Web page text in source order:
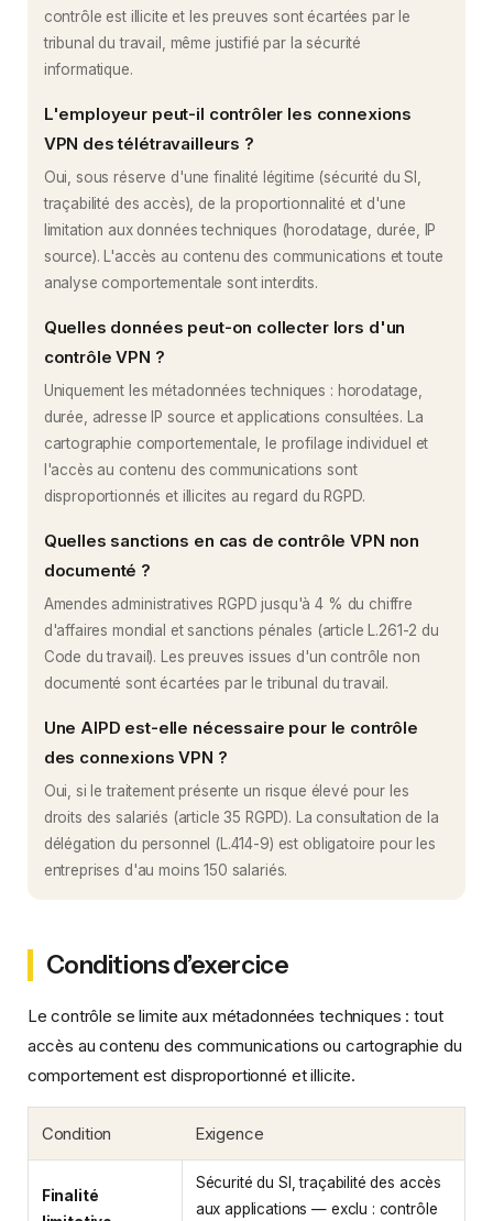
contrôle est illicite et les preuves sont écartées par le
tribunal du travail, même justifié par la sécurité
informatique.
L'employeur peut-il contrôler les connexions
VPN des télétravailleurs ?
Oui, sous réserve d'une finalité légitime (sécurité du SI,
traçabilité des accès), de la proportionnalité et d'une
limitation aux données techniques (horodatage, durée, IP
source). L'accès au contenu des communications et toute
analyse comportementale sont interdits.
Quelles données peut-on collecter lors d'un
contrôle VPN ?
Uniquement les métadonnées techniques : horodatage,
durée, adresse IP source et applications consultées. La
cartographie comportementale, le profilage individuel et
l'accès au contenu des communications sont
disproportionnés et illicites au regard du RGPD.
Quelles sanctions en cas de contrôle VPN non
documenté ?
Amendes administratives RGPD jusqu'à 4 % du chiffre
d'affaires mondial et sanctions pénales (article L.261-2 du
Code du travail). Les preuves issues d'un contrôle non
documenté sont écartées par le tribunal du travail.
Une AIPD est-elle nécessaire pour le contrôle
des connexions VPN ?
Oui, si le traitement présente un risque élevé pour les
droits des salariés (article 35 RGPD). La consultation de la
délégation du personnel (L.414-9) est obligatoire pour les
entreprises d'au moins 150 salariés.
Conditions d’exercice
Le contrôle se limite aux métadonnées techniques : tout
accès au contenu des communications ou cartographie du
comportement est disproportionné et illicite.
Condition Exigence
Finalité
Sécurité du SI, traçabilité des accès
aux applications — exclu : contrôle